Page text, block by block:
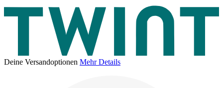
Deine Versandoptionen Mehr Details